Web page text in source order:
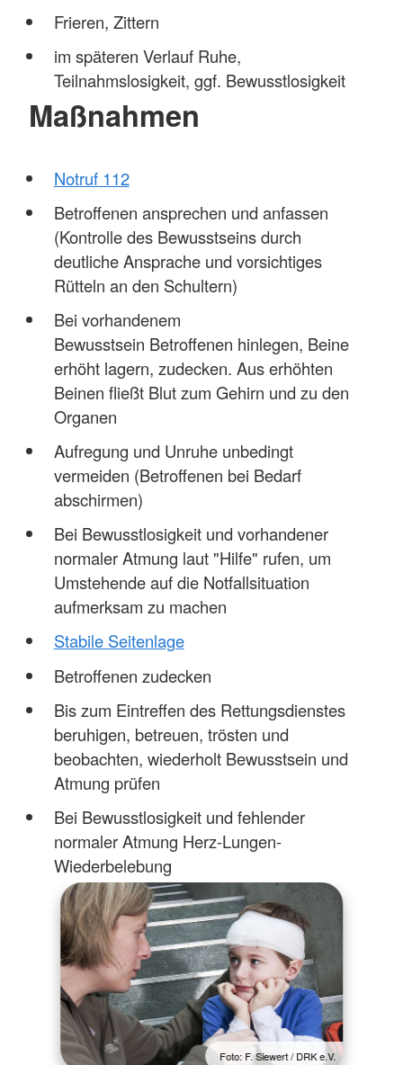
Frieren, Zittern
im späteren Verlauf Ruhe,
Teilnahmslosigkeit, ggf. Bewusstlosigkeit
Maßnahmen
Notruf 112
Betroffenen ansprechen und anfassen
(Kontrolle des Bewusstseins durch
deutliche Ansprache und vorsichtiges
Rütteln an den Schultern)
Bei vorhandenem
Bewusstsein Betroffenen hinlegen, Beine
erhöht lagern, zudecken. Aus erhöhten
Beinen fließt Blut zum Gehirn und zu den
Organen
Aufregung und Unruhe unbedingt
vermeiden (Betroffenen bei Bedarf
abschirmen)
Bei Bewusstlosigkeit und vorhandener
normaler Atmung laut "Hilfe" rufen, um
Umstehende auf die Notfallsituation
aufmerksam zu machen
Stabile Seitenlage
Betroffenen zudecken
Bis zum Eintreffen des Rettungsdienstes
beruhigen, betreuen, trösten und
beobachten, wiederholt Bewusstsein und
Atmung prüfen
Bei Bewusstlosigkeit und fehlender
normaler Atmung Herz-Lungen-
Wiederbelebung
Foto: F. Siewert / DRK e.V.